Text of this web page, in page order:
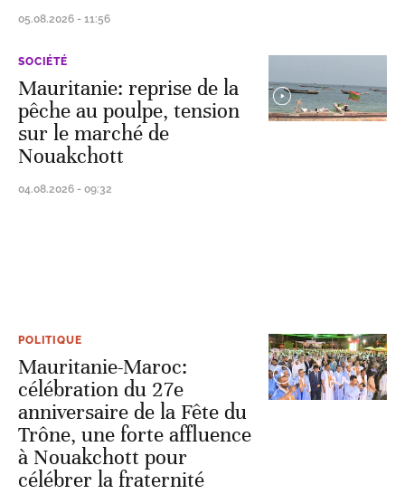
05.08.2026 - 11:56
SOCIÉTÉ
Mauritanie: reprise de la
pêche au poulpe, tension
sur le marché de
Nouakchott
04.08.2026 - 09:32
POLITIQUE
Mauritanie-Maroc:
célébration du 27e
anniversaire de la Fête du
Trône, une forte affluence
à Nouakchott pour
célébrer la fraternité